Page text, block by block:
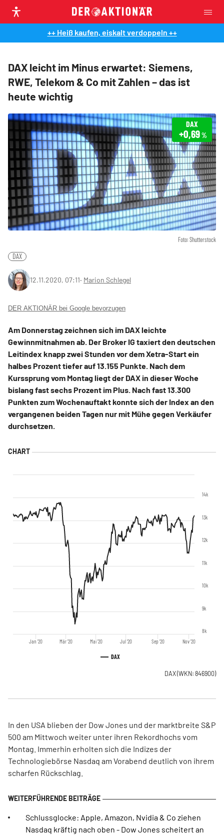
++ Heiß kaufen, eiskalt verdoppeln ++
DAX leicht im Minus erwartet: Siemens,
RWE, Telekom & Co mit Zahlen – das ist
heute wichtig
Foto: Shutterstock
DAX
+0,69%
DAX
12.11.2020, 07:11‧ Marion Schlegel
DER AKTIONÄR bei Google bevorzugen
Am Donnerstag zeichnen sich im DAX leichte
Gewinnmitnahmen ab. Der Broker IG taxiert den deutschen
Leitindex knapp zwei Stunden vor dem Xetra-Start ein
halbes Prozent tiefer auf 13.155 Punkte. Nach dem
Kurssprung vom Montag liegt der DAX in dieser Woche
bislang fast sechs Prozent im Plus. Nach fast 13.300
Punkten zum Wochenauftakt konnte sich der Index an den
vergangenen beiden Tagen nur mit Mühe gegen Verkäufer
durchsetzen.
DAX
Jan '20 Mär '20 Mai '20 Jul '20 Sep '20 Nov '20
8k
9k
10k
11k
12k
13k
14k
DAX(WKN: 846900)
In den USA blieben der Dow Jones und der marktbreite S&P
500 am Mittwoch weiter unter ihren Rekordhochs vom
Montag. Immerhin erholten sich die Indizes der
Technologiebörse Nasdaq am Vorabend deutlich von ihrem
scharfen Rückschlag.
Schlussglocke: Apple, Amazon, Nvidia & Co ziehen
Nasdaq kräftig nach oben - Dow Jones scheitert an